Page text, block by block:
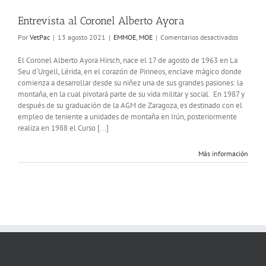
Entrevista al Coronel Alberto Ayora
Por VetPac | 13 agosto 2021 | EMMOE, MOE | Comentarios desactivadosen
Coronel
Alberto
Ayora
El Coronel Alberto Ayora Hirsch, nace el 17 de agosto de 1963 en La
Seu d´Urgell, Lérida, en el corazón de Pirineos, enclave mágico donde
comienza a desarrollar desde su niñez una de sus grandes pasiones: la
montaña, en la cual pivotará parte de su vida militar y social. En 1987 y
después de su graduación de la AGM de Zaragoza, es destinado con el
empleo de teniente a unidades de montaña en Irún, posteriormente
realiza en 1988 el Curso [...]
Más información